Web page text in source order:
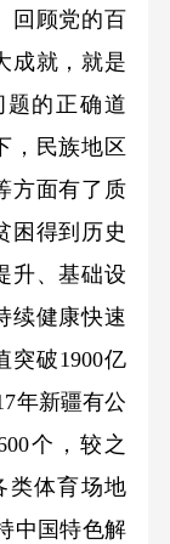
回顾党的百
成就，就是
的正确道
，民族地区
方面有了质
困得到历史
升、基础设
续健康快速
突破1900亿
年新疆有公
个，较之
类体育场地
中国特色解